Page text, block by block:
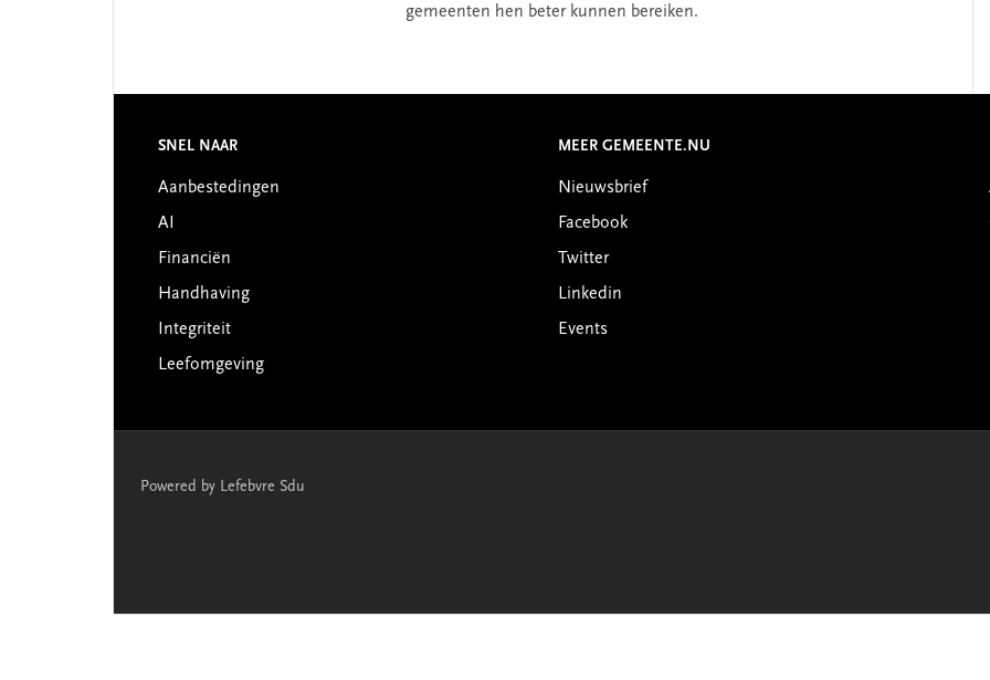
gemeenten hen beter kunnen bereiken.
Footer
SNEL NAAR
Aanbestedingen
AI
Financiën
Handhaving
Integriteit
Leefomgeving
MEER GEMEENTE.NU
Nieuwsbrief
Facebook
Twitter
Linkedin
Events
Powered by Lefebvre Sdu